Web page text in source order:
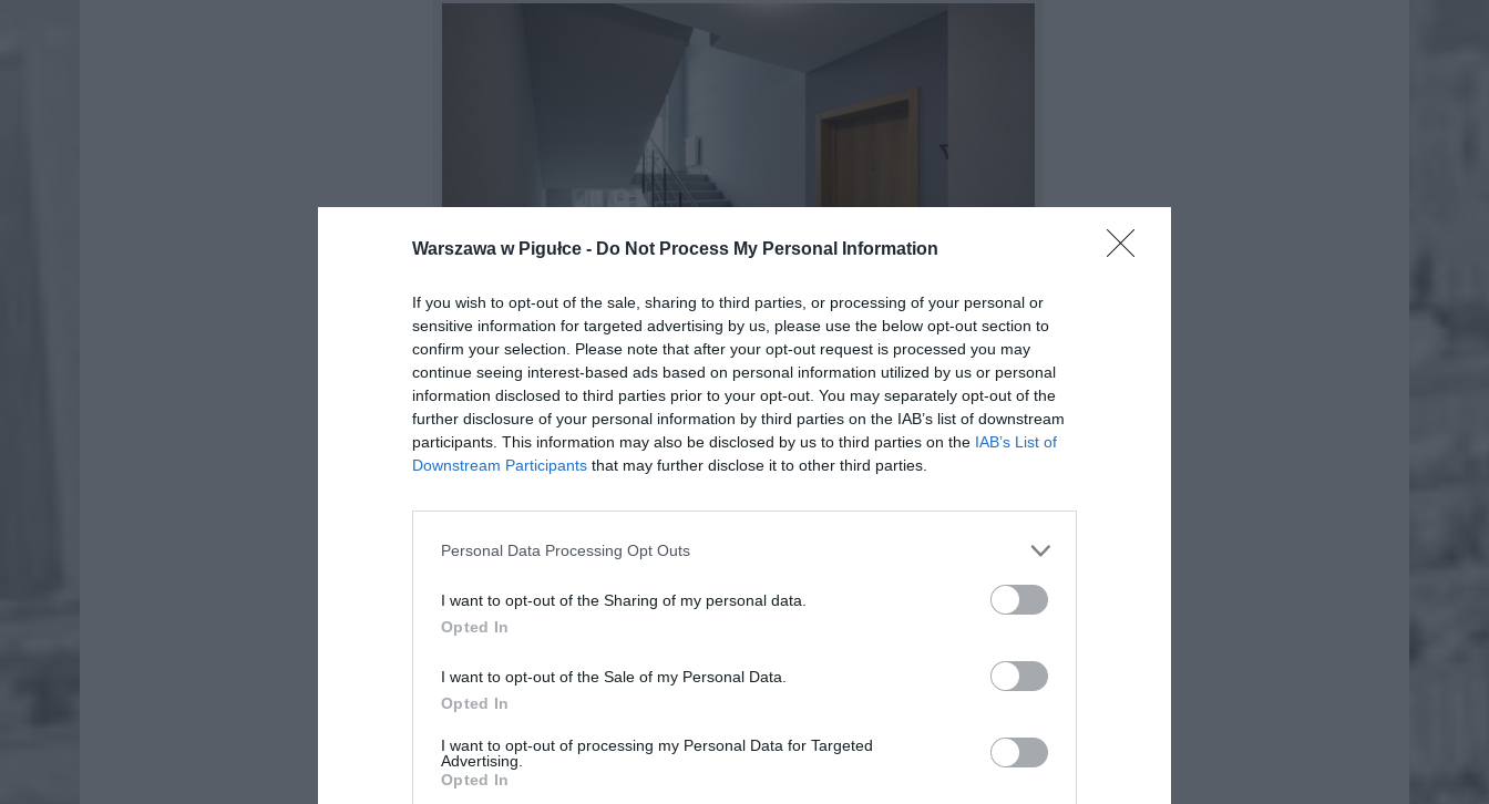
Warszawa w Pigułce - Do Not Process My Personal Information
If you wish to opt-out of the sale, sharing to third parties, or processing of your personal or
sensitive information for targeted advertising by us, please use the below opt-out section to
confirm your selection. Please note that after your opt-out request is processed you may
continue seeing interest-based ads based on personal information utilized by us or personal
information disclosed to third parties prior to your opt-out. You may separately opt-out of the
further disclosure of your personal information by third parties on the IAB’s list of downstream
participants. This information may also be disclosed by us to third parties on the IAB’s List of
Downstream Participants that may further disclose it to other third parties.
Personal Data Processing Opt Outs
I want to opt-out of the Sharing of my personal data.
Opted In
I want to opt-out of the Sale of my Personal Data.
Opted In
I want to opt-out of processing my Personal Data for Targeted
Advertising.
Opted In
Fot. Shutterstock
Jednak to właśnie hipoteki notują największe spadki – zarówno w porównaniu
produktów „złapała zadyszkę”.